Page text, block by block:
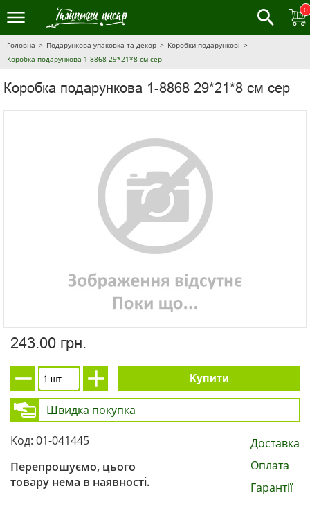
0
Головна Подарункова упаковка та декор
Коробки подарункові
Коробка подарункова 1-8868 29*21*8 см сер
Коробка подарункова 1-8868 29*21*8 см сер
243.00 грн.
Купити
Швидка покупка
Код: 01-041445
Перепрошуємо, цього
товару нема в наявності.
Доставка
Оплата
Гарантії